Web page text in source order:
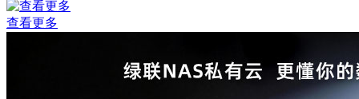
查看更多